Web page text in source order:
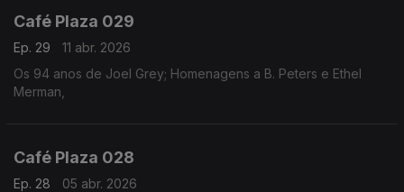
Café Plaza 029
Ep. 29
11 abr. 2026
Os 94 anos de Joel Grey; Homenagens a B. Peters e Ethel
Merman,
Café Plaza 028
Ep. 28
05 abr. 2026